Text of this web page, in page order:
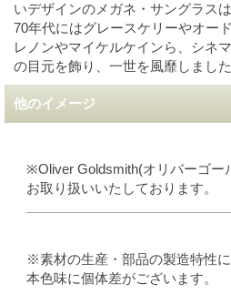
いデザインのメガネ・サングラス
70年代にはグレースケリーやオー
レノンやマイケルケインら、シネ
の目元を飾り、一世を風靡しました
他のイメージ
※Oliver Goldsmith(オリバーゴー
お取り扱いいたしております。
※素材の生産・部品の製造特性
本色味に個体差がございます。